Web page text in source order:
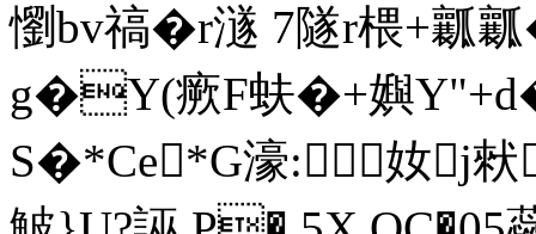
懰bv禞�r澻 7隧r椳+
g�Y(瘚F蚨�+嬩
S�*Ce*G濠:奻j猌